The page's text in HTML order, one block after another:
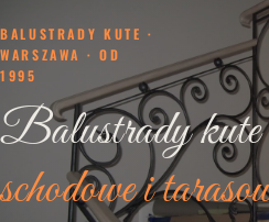
BALUSTRADY KUTE ·
WARSZAWA · OD
1995
Balustrady kute
schodowe i